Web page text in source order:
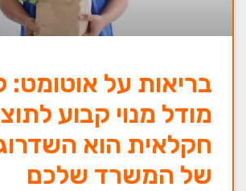
בריאות על אוטומט:
מודל מנוי קבוע
חקלאית הוא
של המשרד שלכם